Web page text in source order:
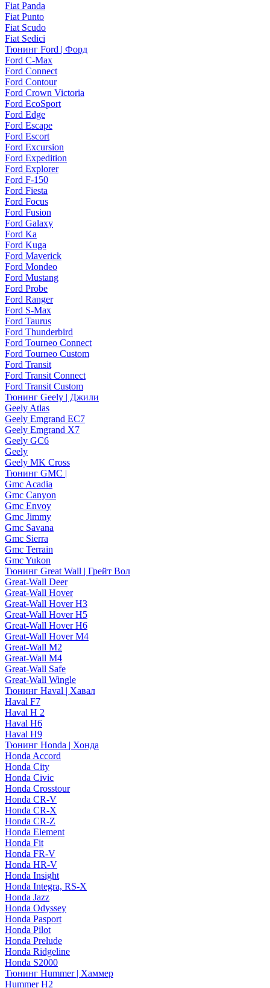
Fiat Panda
Fiat Punto
Fiat Scudo
Fiat Sedici
Тюнинг Ford | Форд
Ford C-Max
Ford Connect
Ford Contour
Ford Crown Victoria
Ford EcoSport
Ford Edge
Ford Escape
Ford Escort
Ford Excursion
Ford Expedition
Ford Explorer
Ford F-150
Ford Fiesta
Ford Focus
Ford Fusion
Ford Galaxy
Ford Ka
Ford Kuga
Ford Maverick
Ford Mondeo
Ford Mustang
Ford Probe
Ford Ranger
Ford S-Max
Ford Taurus
Ford Thunderbird
Ford Tourneo Connect
Ford Tourneo Custom
Ford Transit
Ford Transit Connect
Ford Transit Custom
Тюнинг Geely | Джили
Geely Atlas
Geely Emgrand EC7
Geely Emgrand X7
Geely GC6
Geely
Geely MK Cross
Тюнинг GMC |
Gmc Acadia
Gmc Canyon
Gmc Envoy
Gmc Jimmy
Gmc Savana
Gmc Sierra
Gmc Terrain
Gmc Yukon
Тюнинг Great Wall | Грейт Вол
Great-Wall Deer
Great-Wall Hover
Great-Wall Hover H3
Great-Wall Hover H5
Great-Wall Hover H6
Great-Wall Hover M4
Great-Wall M2
Great-Wall M4
Great-Wall Safe
Great-Wall Wingle
Тюнинг Haval | Хавал
Haval F7
Haval H 2
Haval H6
Haval H9
Тюнинг Honda | Хонда
Honda Accord
Honda City
Honda Civic
Honda Crosstour
Honda CR-V
Honda CR-X
Honda CR-Z
Honda Element
Honda Fit
Honda FR-V
Honda HR-V
Honda Insight
Honda Integra, RS-X
Honda Jazz
Honda Odyssey
Honda Pasport
Honda Pilot
Honda Prelude
Honda Ridgeline
Honda S2000
Тюнинг Hummer | Хаммер
Hummer H2